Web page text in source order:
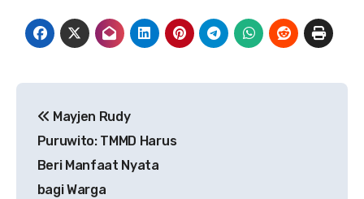
pos
Mayjen Rudy
Puruwito: TMMD Harus
Beri Manfaat Nyata
bagi Warga